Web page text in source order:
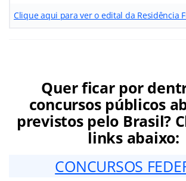
Clique aqui para ver o edital da Residência
Quer ficar por
concursos públicos
previstos pelo Brasil?
links abaixo:
CONCURSOS